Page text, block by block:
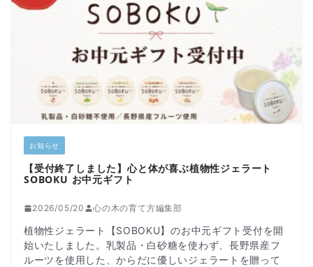
お知らせ
【受付終了しました】心と体が喜ぶ植物性ジェラート
SOBOKU お中元ギフト
2026/05/20 心の木の育て方編集部
植物性ジェラート【SOBOKU】のお中元ギフト受付を開
始いたしました。乳製品・白砂糖を使わず、長野県産フ
ルーツを使用した、からだに優しいジェラートを贈って